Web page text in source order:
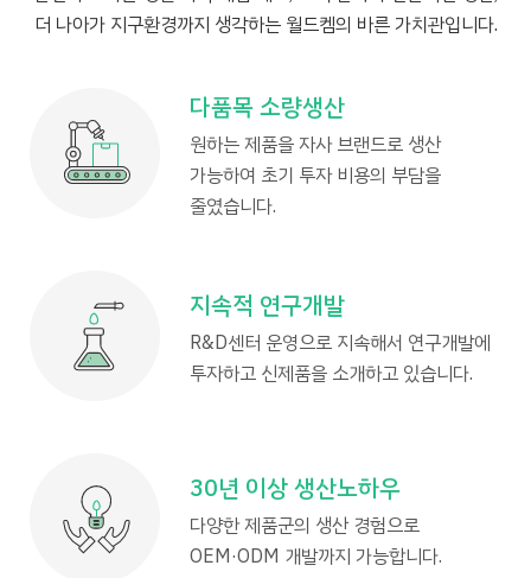
더 나아가 지구환경까지 생각하는 월드켐의 바른 가치관입니다.
다품목 소량생산
원하는 제품을 자사 브랜드로 생산
가능하여 초기 투자 비용의 부담을
줄였습니다.
지속적 연구개발
R&D센터 운영으로 지속해서 연구개발에
투자하고 신제품을 소개하고 있습니다.
30년 이상 생산노하우
다양한 제품군의 생산 경험으로
OEM·ODM 개발까지 가능합니다.